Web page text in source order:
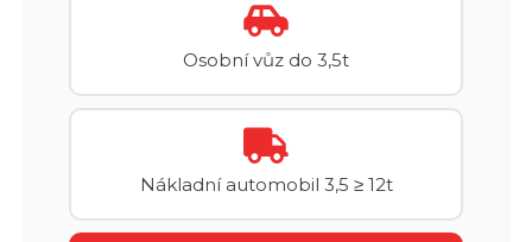
Osobní vůz do 3,5t
Nákladní automobil 3,5 ≥ 12t